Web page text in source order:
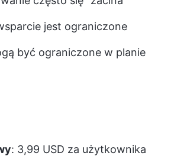
jest ograniczone
być ograniczone w planie
: 3,99 USD za użytkownika